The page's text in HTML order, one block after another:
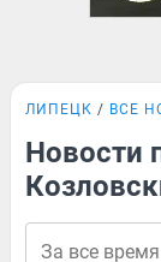
ЛИПЕЦК ВСЕ
Новости